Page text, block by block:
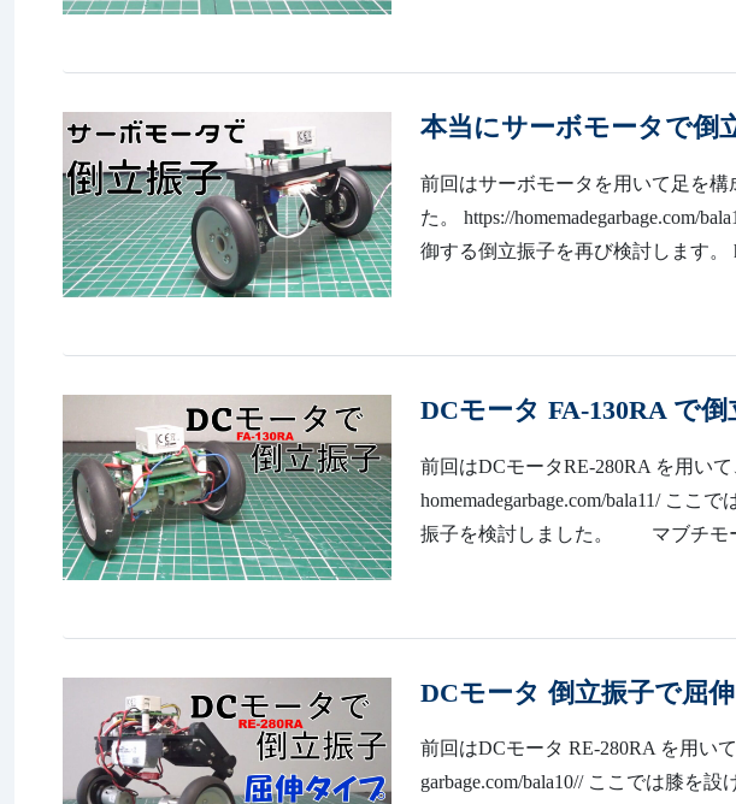
本当にサーボモータで倒
前回はサーボモータを用いて足を
た。 https://homemadegarbage.com/
御する倒立振子を再び検討します。
DCモータ FA-130RA で
前回はDCモータRE-280RA を用い
homemadegarbage.com/bala11/ ここ
振子を検討しました。 マブチモ
DCモータ 倒立振子で屈伸
前回はDCモータ RE-280RA を用い
garbage.com/bala10// ここでは膝